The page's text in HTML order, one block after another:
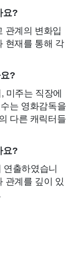
요?
관계의 변화입
현재를 통해 각
?
미주는 직장에
는 영화감독을
다른 캐릭터들
요?
연출하였습니
관계를 깊이 있